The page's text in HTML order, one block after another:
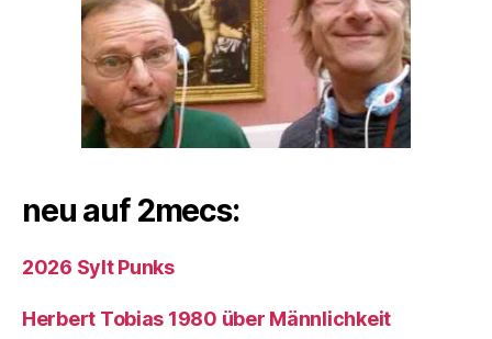
neu auf 2mecs:
2026 Sylt Punks
Herbert Tobias 1980 über Männlichkeit